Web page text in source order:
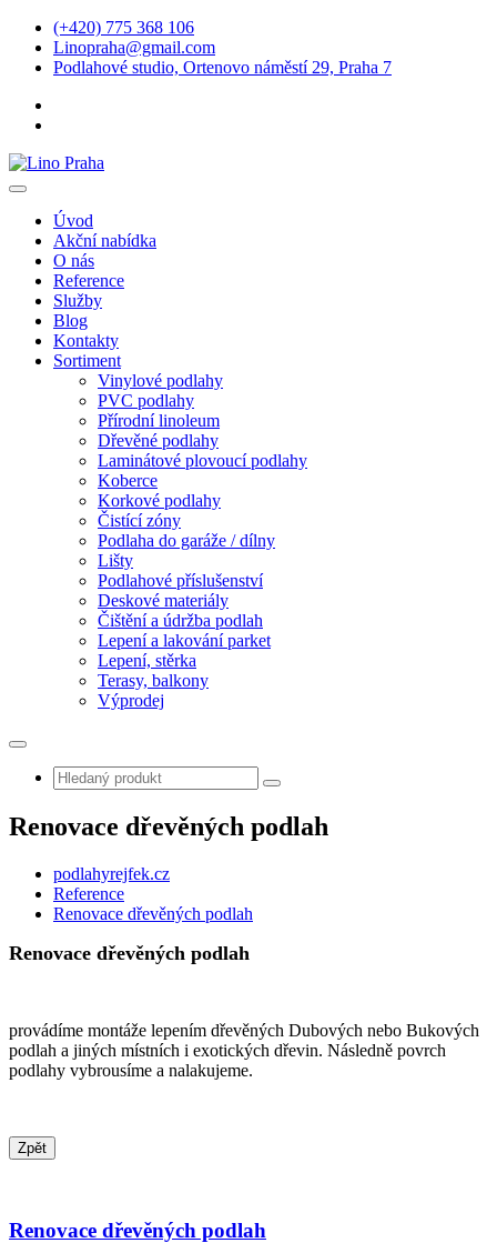
(+420) 775 368 106
Linopraha@gmail.com
Podlahové studio, Ortenovo náměstí 29, Praha 7
Úvod
Akční nabídka
O nás
Reference
Služby
Blog
Kontakty
Sortiment
Vinylové podlahy
PVC podlahy
Přírodní linoleum
Dřevěné podlahy
Laminátové plovoucí podlahy
Koberce
Korkové podlahy
Čistící zóny
Podlaha do garáže / dílny
Lišty
Podlahové příslušenství
Deskové materiály
Čištění a údržba podlah
Lepení a lakování parket
Lepení, stěrka
Terasy, balkony
Výprodej
Renovace dřevěných podlah
podlahyrejfek.cz
Reference
Renovace dřevěných podlah
Renovace dřevěných podlah
provádíme montáže lepením dřevěných Dubových nebo Bukových
podlah a jiných místních i exotických dřevin. Následně povrch
podlahy vybrousíme a nalakujeme.
Renovace dřevěných podlah